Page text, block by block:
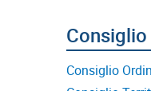
Consiglio